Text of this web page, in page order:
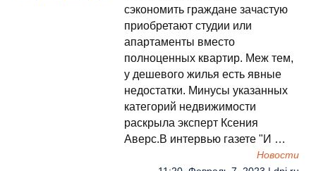
сэкономить граждане зачастую
приобретают студии или
апартаменты вместо
полноценных квартир. Меж тем,
у дешевого жилья есть явные
недостатки. Минусы указанных
категорий недвижимости
раскрыла эксперт Ксения
Аверс.В интервью газете "И …
Новости